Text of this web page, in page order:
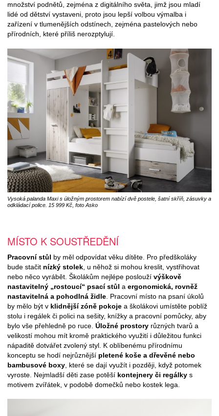
množství podnětů, zejména z digitálního světa, jimž jsou mladí
lidé od dětství vystaveni, proto jsou lepší volbou výmalba i
zařízení v tlumenějších odstínech, zejména pastelových nebo
přírodních, které příliš nerozptylují.
Vysoká palanda Maxi s úložným prostorem nabízí dvě postele, šatní skříň, zásuvky a
odkládací police. 15 999 Kč, foto Asko
MÍSTO K SOUSTŘEDĚNÍ
Pracovní stůl by měl odpovídat věku dítěte. Pro předškoláky
bude stačit nízký stolek , u něhož si mohou kreslit, vystřihovat
nebo něco vyrábět. Školákům nejlépe poslouží výškově
nastavitelný „rostoucí“ psací stůl a ergonomická, rovněž
nastavitelná a pohodlná židle . Pracovní místo na psaní úkolů
by mělo být v klidnější zóně pokoje a školákovi umístěte poblíž
stolu i regálek či polici na sešity, knížky a pracovní pomůcky, aby
bylo vše přehledně po ruce. Úložné prostory různých tvarů a
velikostí mohou mít kromě praktického využití i důležitou funkci
nápaditě dotvářet zvolený styl. K oblíbenému přírodnímu
konceptu se hodí nejrůznější pletené koše a dřevěné nebo
bambusové boxy , které se dají využít i později, když potomek
vyroste. Nejmladší děti zase potěší kontejnery či regálky s
motivem zvířátek, v podobě domečků nebo kostek lega.